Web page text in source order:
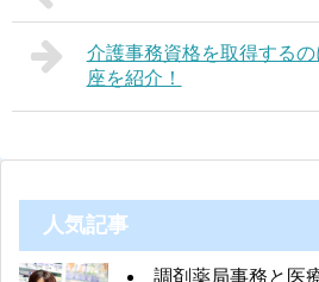
介護事務資格を取得する
座を紹介！
人気記事
調剤薬局事務と医